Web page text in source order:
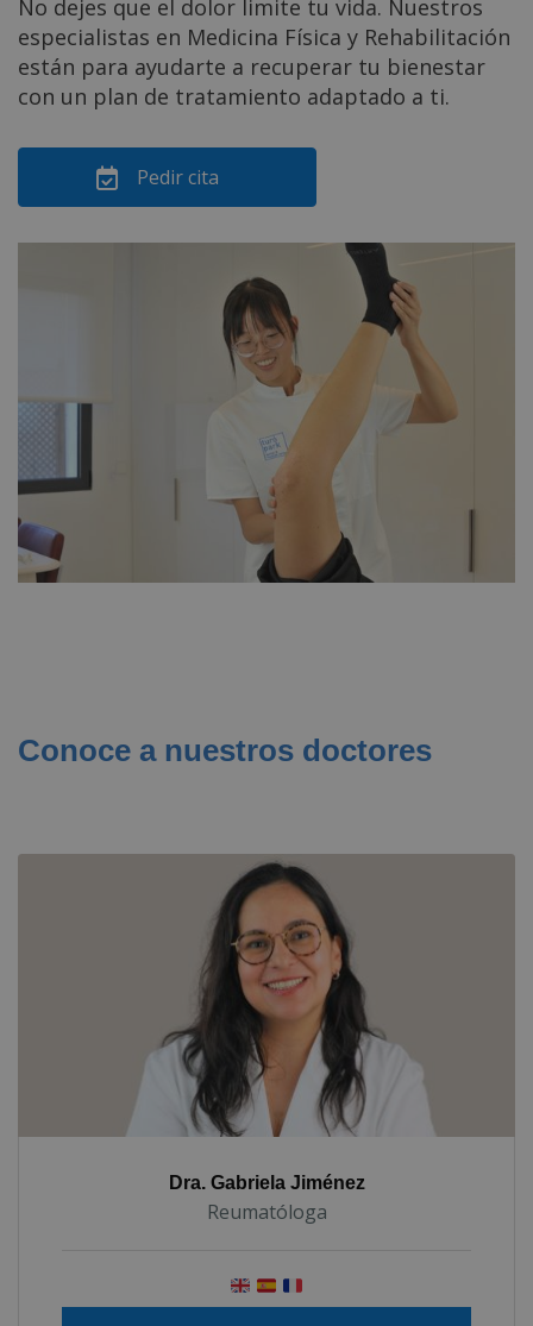
No dejes que el dolor limite tu vida. Nuestros
especialistas en Medicina Física y Rehabilitación
están para ayudarte a recuperar tu bienestar
con un plan de tratamiento adaptado a ti.
Pedir cita
Conoce a nuestros doctores
Dra. Gabriela Jiménez
Reumatóloga